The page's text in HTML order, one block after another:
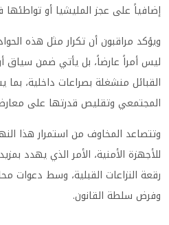
إضافياً على عجز المليشيا أو تواطئها
ويؤكد مراقبون أن تكرار مثل هذه
ليس أمراً عارضاً، بل يأتي ضمن
القبائل منشغلة بصراعات داخلية،
المجتمعي وتقليص قدرتها على
وتتصاعد المخاوف من استمرار هذا
للأجهزة الأمنية، الأمر الذي يهدد
رقعة النزاعات القبلية، وسط دعوات
وفرض سلطة القانون.